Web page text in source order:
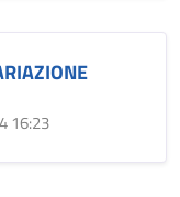
16:23